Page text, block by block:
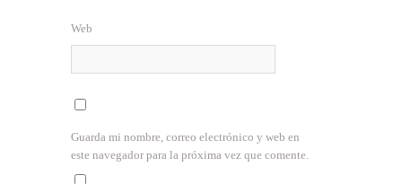
Web
Guarda mi nombre, correo electrónico y web en
este navegador para la próxima vez que comente.